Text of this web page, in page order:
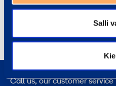
Salli
+358 40
Call us, our customer service